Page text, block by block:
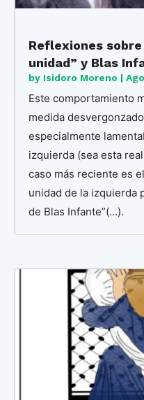
Reflexiones
unidad” y Blas
by Isidoro Moreno |
Este comportamiento
medida
especialmente
izquierda (sea esta
caso más reciente es
unidad de la izquierda
de Blas Infante”(…).